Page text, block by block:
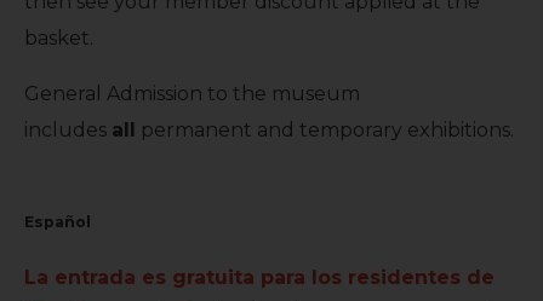
basket.
General Admission to the museum
includes all permanent and temporary exhibitions.
Español
La entrada es gratuita para los residentes de